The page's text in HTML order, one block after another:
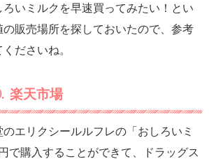
いミルクを早速買ってみたい！とい
の販売場所を探しておいたので、参考
ださいね。
楽天市場
エリクシールルフレの「おしろいミ
で購入することができて、ドラッグス